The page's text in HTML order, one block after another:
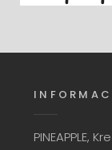
PINEAPPLE,